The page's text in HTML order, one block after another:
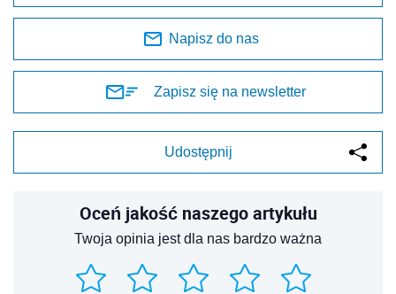
Napisz do nas
Zapisz się na newsletter
Udostępnij
Oceń jakość naszego artykułu
Twoja opinia jest dla nas bardzo ważna